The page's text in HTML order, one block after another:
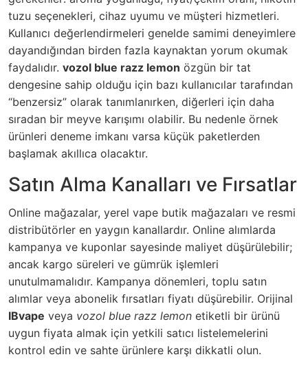
tuzu seçenekleri, cihaz uyumu ve müşteri hizmetleri.
Kullanıcı değerlendirmeleri genelde samimi deneyimlere
dayandığından birden fazla kaynaktan yorum okumak
faydalıdır. vozol blue razz lemon özgün bir tat
dengesine sahip olduğu için bazı kullanıcılar tarafından
“benzersiz” olarak tanımlanırken, diğerleri için daha
sıradan bir meyve karışımı olabilir. Bu nedenle örnek
ürünleri deneme imkanı varsa küçük paketlerden
başlamak akıllıca olacaktır.
Satın Alma Kanalları ve Fırsatlar
Online mağazalar, yerel vape butik mağazaları ve resmi
distribütörler en yaygın kanallardır. Online alımlarda
kampanya ve kuponlar sayesinde maliyet düşürülebilir;
ancak kargo süreleri ve gümrük işlemleri
unutulmamalıdır. Kampanya dönemleri, toplu satın
alımlar veya abonelik fırsatları fiyatı düşürebilir. Orijinal
IBvape veya vozol blue razz lemon etiketli bir ürünü
uygun fiyata almak için yetkili satıcı listelemelerini
kontrol edin ve sahte ürünlere karşı dikkatli olun.